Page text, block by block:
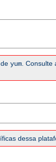
yum . Consulte
dessa